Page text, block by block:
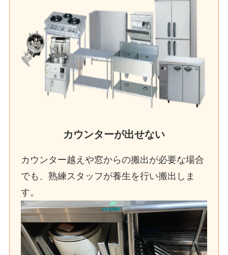
カウンターが出せない
カウンター越えや窓からの搬出が必要な場合
でも、熟練スタッフが養生を行い搬出しま
す。